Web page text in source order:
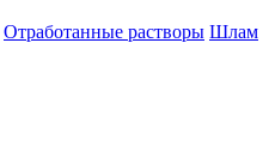
Отработанные растворы Шлам